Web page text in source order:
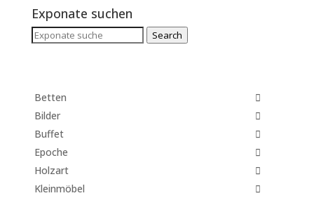
Exponate suchen
Search
Search
Betten
Bilder
Buffet
Epoche
Holzart
Kleinmöbel